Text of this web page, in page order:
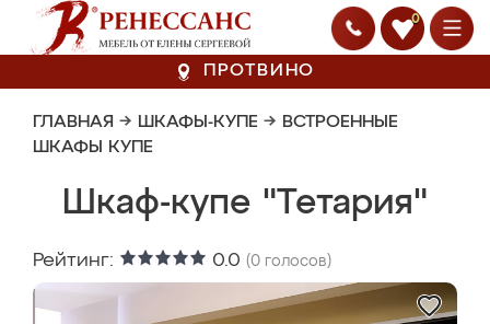
0
ПРОТВИНО
ГЛАВНАЯ → ШКАФЫ-КУПЕ → ВСТРОЕННЫЕ
ШКАФЫ КУПЕ
Шкаф-купе "Тетария"
Рейтинг: 0.0 (0 голосов)